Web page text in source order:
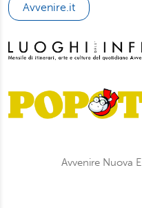
Avvenire.it
Avvenire Nuova